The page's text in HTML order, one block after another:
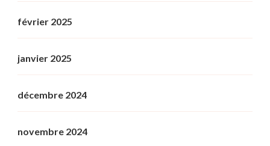
février 2025
janvier 2025
décembre 2024
novembre 2024